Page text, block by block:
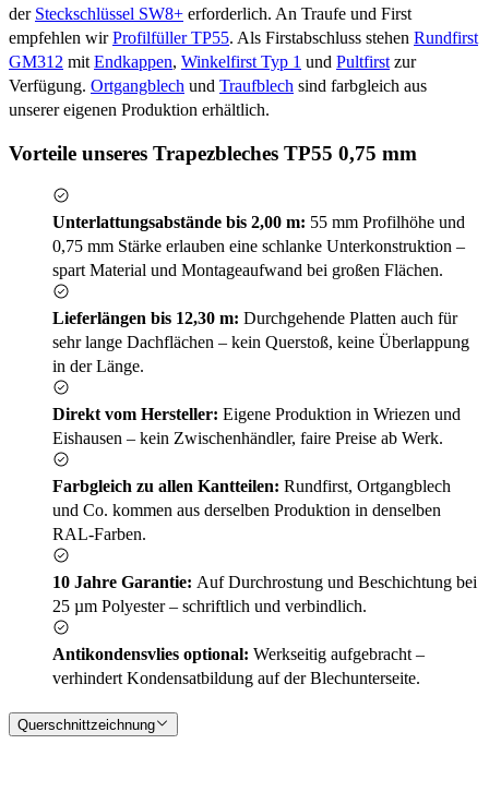
der Steckschlüssel SW8+ erforderlich. An Traufe und First
empfehlen wirProfilfüller TP55. Als Firstabschluss stehen Rundfirst
GM312 mit Endkappen, Winkelfirst Typ 1 und Pultfirst zur
Verfügung. Ortgangblech und Traufblech sind farbgleich aus
unserer eigenen Produktion erhältlich.
Vorteile unseres Trapezbleches TP55 0,75 mm
Unterlattungsabstände bis 2,00 m: 55 mm Profilhöhe und
0,75 mm Stärke erlauben eine schlanke Unterkonstruktion –
spart Material und Montageaufwand bei großen Flächen.
Lieferlängen bis 12,30 m: Durchgehende Platten auch für
sehr lange Dachflächen – kein Querstoß, keine Überlappung
in der Länge.
Direkt vom Hersteller: Eigene Produktion in Wriezen und
Eishausen – kein Zwischenhändler, faire Preise ab Werk.
Farbgleich zu allen Kantteilen: Rundfirst, Ortgangblech
und Co. kommen aus derselben Produktion in denselben
RAL-Farben.
10 Jahre Garantie: Auf Durchrostung und Beschichtung bei
25 µm Polyester – schriftlich und verbindlich.
Antikondensvlies optional: Werkseitig aufgebracht –
verhindert Kondensatbildung auf der Blechunterseite.
Querschnittzeichnung